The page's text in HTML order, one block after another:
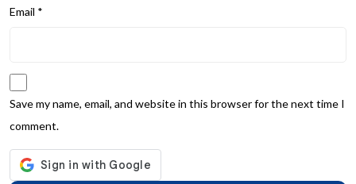
Email *
Save my name, email, and website in this browser for the next time I
comment.